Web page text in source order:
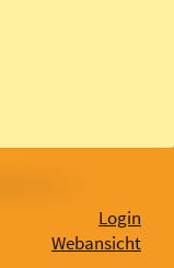
Login
Webansicht